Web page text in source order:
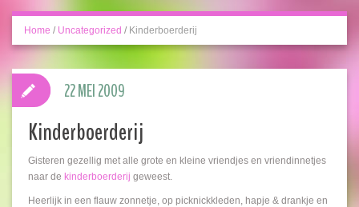
Home / Uncategorized / Kinderboerderij
Kinderboerderij
Gisteren gezellig met alle grote en kleine vriendjes en vriendinnetjes
naar de kinderboerderij geweest.
Heerlijk in een flauw zonnetje, op picknickkleden, hapje & drankje en
22 MEI 2009